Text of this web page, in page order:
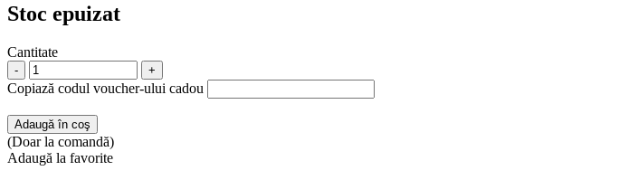
Stoc epuizat
Cantitate
- +
Copiază codul voucher-ului cadou
Adaugă în coş
(Doar la comandă)
Adaugă la favorite